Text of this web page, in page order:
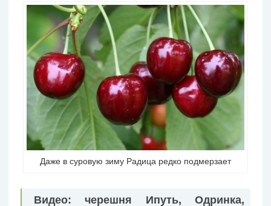
Даже в суровую зиму Радица редко подмерзает
Видео: черешня Ипуть, Одринка,